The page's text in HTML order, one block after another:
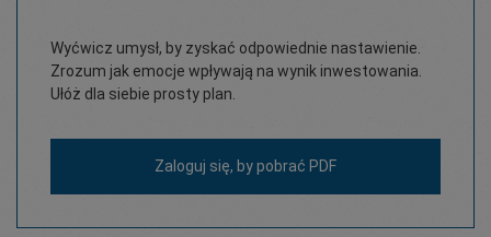
Wyćwicz umysł, by zyskać odpowiednie nastawienie.
Zrozum jak emocje wpływają na wynik inwestowania.
Ułóż dla siebie prosty plan.
Zaloguj się, by pobrać PDF